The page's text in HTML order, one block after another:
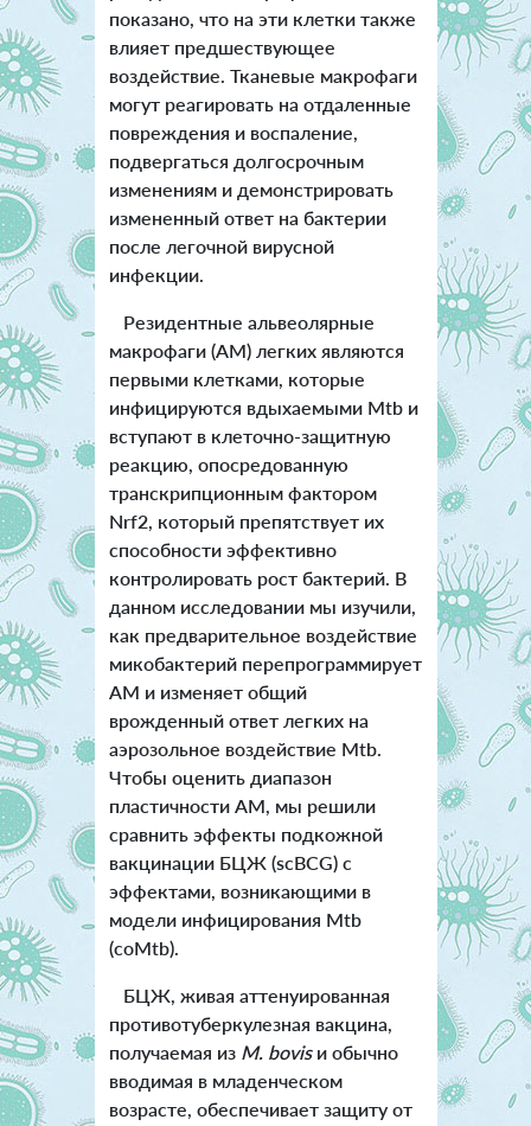
показано, что на эти клетки также
влияет предшествующее
воздействие. Тканевые макрофаги
могут реагировать на отдаленные
повреждения и воспаление,
подвергаться долгосрочным
изменениям и демонстрировать
измененный ответ на бактерии
после легочной вирусной
инфекции.
Резидентные альвеолярные
макрофаги (АМ) легких являются
первыми клетками, которые
инфицируются вдыхаемыми Mtb и
вступают в клеточно-защитную
реакцию, опосредованную
транскрипционным фактором
Nrf2, который препятствует их
способности эффективно
контролировать рост бактерий. В
данном исследовании мы изучили,
как предварительное воздействие
микобактерий перепрограммирует
АМ и изменяет общий
врожденный ответ легких на
аэрозольное воздействие Mtb.
Чтобы оценить диапазон
пластичности АМ, мы решили
сравнить эффекты подкожной
вакцинации БЦЖ (scBCG) с
эффектами, возникающими в
модели инфицирования Mtb
(coMtb).
БЦЖ, живая аттенуированная
противотуберкулезная вакцина,
получаемая из M. bovisи обычно
вводимая в младенческом
возрасте, обеспечивает защиту от